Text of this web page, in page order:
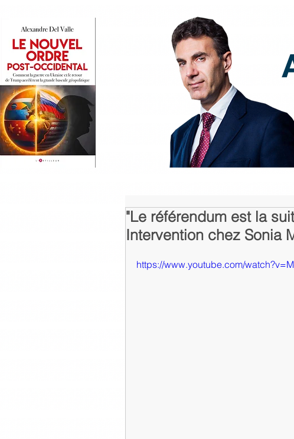
"Le référendum est la
Intervention chez Sonia
https://www.youtube.com/